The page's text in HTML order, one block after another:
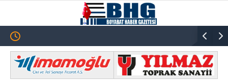
27.5
SINOP
VİDEO